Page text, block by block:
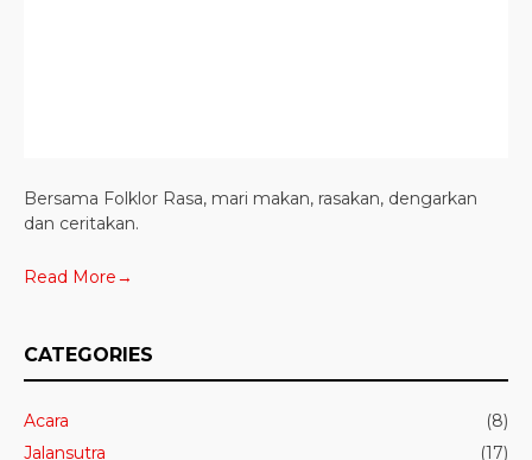
Bersama Folklor Rasa, mari makan, rasakan, dengarkan
dan ceritakan.
Read More→
CATEGORIES
Acara
(8)
Jalansutra
(17)